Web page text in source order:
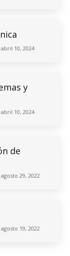
abril 10, 2024
y
abril 10, 2024
de
agosto 29, 2022
agosto 19, 2022